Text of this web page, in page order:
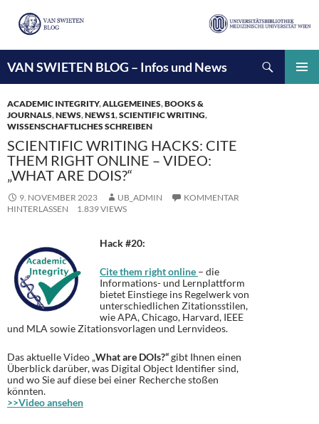
VAN SWIETEN BLOG – Infos und News
INHALT
SPRINGEN
ACADEMIC INTEGRITY,ALLGEMEINES,BOOKS &
JOURNALS,NEWS,NEWS1,SCIENTIFIC WRITING,
WISSENSCHAFTLICHES SCHREIBEN
SCIENTIFIC WRITING HACKS: CITE
THEM RIGHT ONLINE – VIDEO:
„WHAT ARE DOIS?“
9. NOVEMBER 2023 UB_ADMIN
KOMMENTAR
HINTERLASSEN
1.839 VIEWS
Hack #20:
Cite them right online – die
Informations- und Lernplattform
bietet Einstiege ins Regelwerk von
unterschiedlichen Zitationsstilen,
wie APA, Chicago, Harvard, IEEE
und MLA sowie Zitationsvorlagen und Lernvideos.
Das aktuelle Video „What are DOIs?“gibt Ihnen einen
Überblick darüber, was Digital Object Identifier sind,
und wo Sie auf diese bei einer Recherche stoßen
könnten.
>>Video ansehen